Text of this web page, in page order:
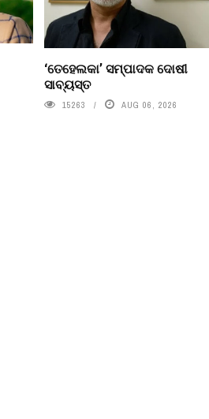
‘ତେହେଲକା’ ସମ୍ପାଦକ ଦୋଷୀ
ସାବ୍ୟସ୍ତ
15263 AUG 06, 2026